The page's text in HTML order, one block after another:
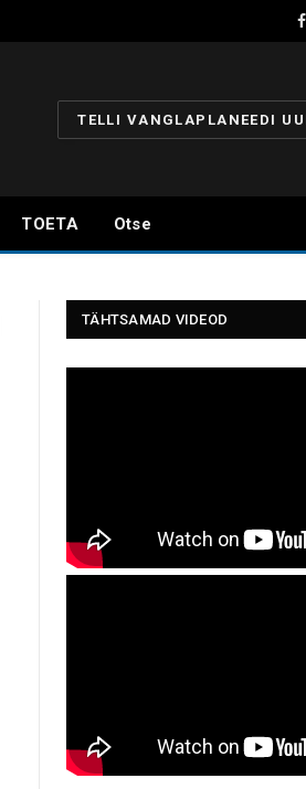
TELLI VANGLAPLANEEDI
TOETA Otse
TÄHTSAMAD VIDEOD